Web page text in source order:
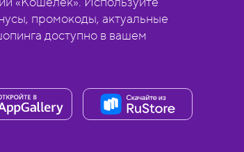
промокоды, актуальные
доступно в вашем